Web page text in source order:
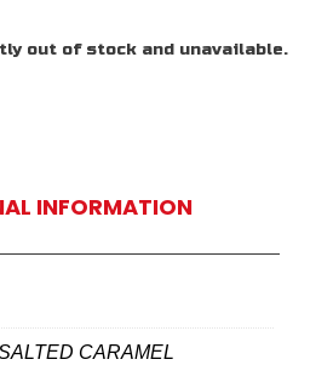
out of stock and unavailable.
INFORMATION
CARAMEL